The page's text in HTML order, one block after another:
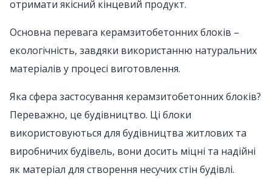
отримати якісний кінцевий продукт.
Основна перевага керамзитобетонних блоків –
екологічність, завдяки використанню натуральних
матеріалів у процесі виготовлення.
Яка сфера застосування керамзитобетонних блоків?
Переважно, це будівництво. Ці блоки
використовуються для будівництва житлових та
виробничих будівель, вони досить міцні та надійні
як матеріал для створення несучих стін будівлі.